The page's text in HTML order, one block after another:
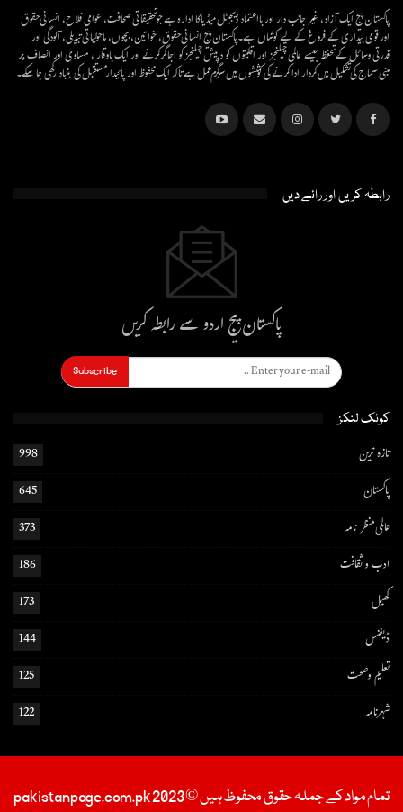
پاکستان پیج ایک آزاد، غیر جانب دار اور بااعتماد ڈیجیٹل میڈیاکا ادارہ ہے جو تحقیقاتی صحافت، عوامی فلاح، انسانی حقوق
اور قومی بیداری کے فروغ کے لیے کوشاں ہے۔پاکستان پیج انسانی حقوق، خواتین، بچوں، ماحولیاتی تبدیلی، آلودگی اور
قدرتی وسائل کے تحفظ جیسے عالمی چیلنجز اور اقلیتوں کو درپیش چیلنجز کو اجاگر کرنے اور ایک باوقار ، مساوی اور انصاف پر
مبنی سماج کی تشکیل میں کردار ادا کرنے کی کوششوں میں سرگرم عمل ہےتاکہ ایک محفوظ اور پائیدار مستقبل کی بنیاد رکھی جا سکے۔
رابطہ کریں اور رائے دیں
پاکستان پیج اردو سے رابطہ کریں
Subscribe
کوئک لنکز
تازہ ترین
998
پاکستان
645
عالمی منظر نامہ
373
ادب و ثقافت
186
کھیل
173
ڈیفنس
144
تعلیم و صحت
125
شہرنامہ
122
تمام مواد کے جملہ حقوق محفوظ ہیں © 2023 pakistanpage.com.pk